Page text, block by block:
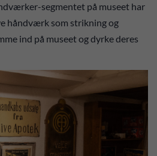
segmentet på museet har
håndværk som strikning og
ind på museet og dyrke deres